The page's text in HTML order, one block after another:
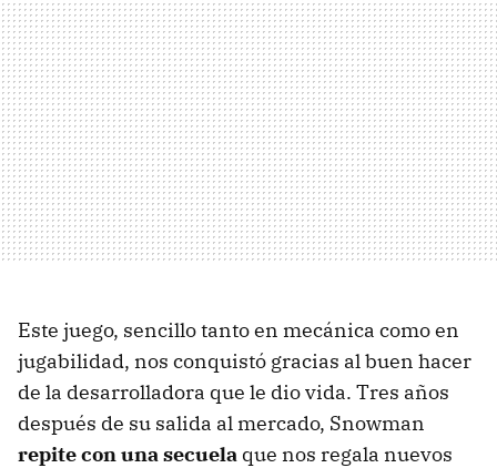
Este juego, sencillo tanto en mecánica como en
jugabilidad, nos conquistó gracias al buen hacer
de la desarrolladora que le dio vida. Tres años
después de su salida al mercado, Snowman
repite con una secuela que nos regala nuevos